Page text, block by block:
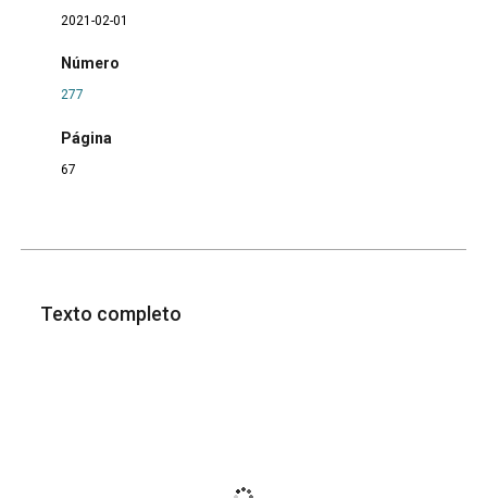
2021-02-01
Número
277
Página
67
Texto completo